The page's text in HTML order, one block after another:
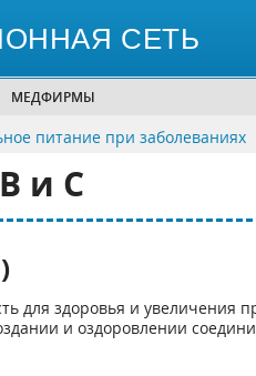
СЕТЬ
МЕДФИРМЫ
питание при заболеваниях
и С
для здоровья и увеличения
и оздоровлении